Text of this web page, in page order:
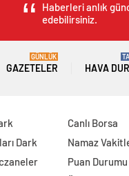
Haberleri anlık
edebilirsiniz.
GAZETELER
GÜNLÜK
HAVA
Dark
Canlı Borsa
Namaz
Puan Durumu